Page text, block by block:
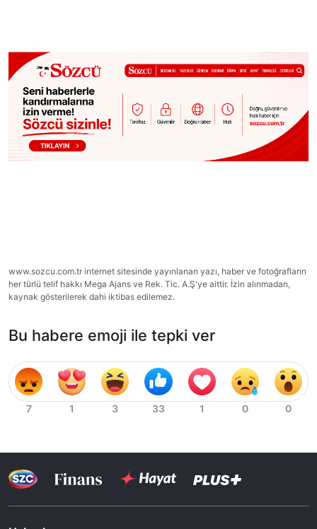
www.sozcu.com.tr internet sitesinde yayınlanan yazı, haber ve fotoğrafların
her türlü telif hakkı Mega Ajans ve Rek. Tic. A.Ş'ye aittir. İzin alınmadan,
kaynak gösterilerek dahi iktibas edilemez.
Bu habere emoji ile tepki ver